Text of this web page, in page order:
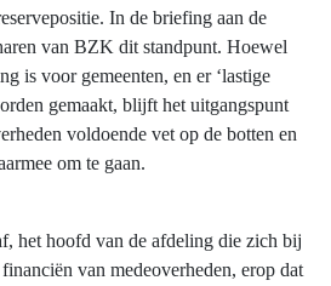
In de briefing aan de
van BZK dit standpunt. Hoewel
is voor gemeenten, en er ‘lastige
gemaakt, blijft het uitgangspunt
voldoende vet op de botten en
om te gaan.
het hoofd van de afdeling die zich bij
van medeoverheden, erop dat